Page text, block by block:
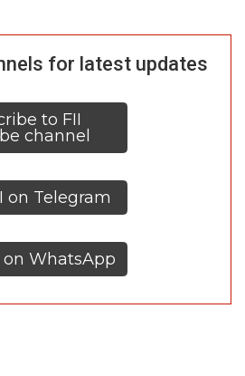
for latest updates
to FII
channel
on Telegram
on WhatsApp